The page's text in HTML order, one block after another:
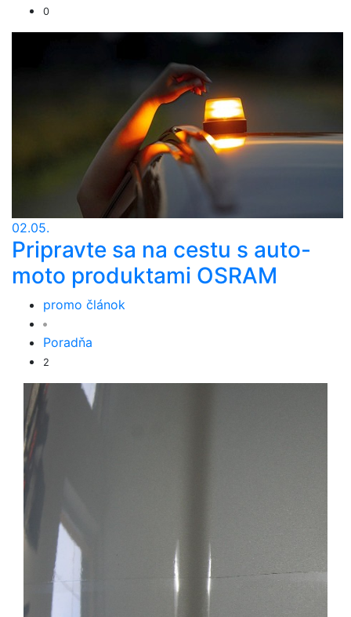
0
02.05.
Pripravte sa na cestu s auto-
moto produktami OSRAM
promo článok
Poradňa
2